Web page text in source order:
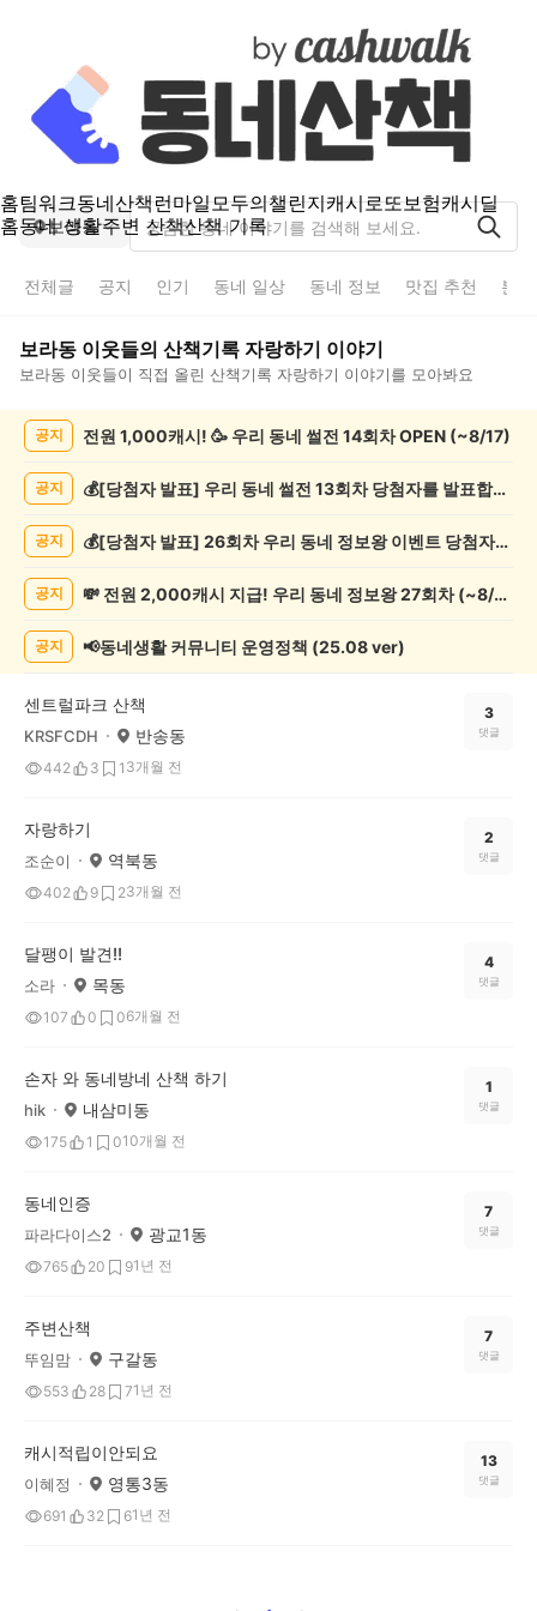
홈팀워크동네산책런마일모두의챌린지캐시로또보험캐시딜
홈동네 생활주변 산책산책 기록
보라동
전체글 공지 인기 동네 일상 동네 정보 맛집 추천 분
보라동 이웃들의 산책기록 자랑하기 이야기
보라동 이웃들이 직접 올린 산책기록 자랑하기 이야기를 모아봐요
게
공지 전원 1,000캐시! 🥳 우리 동네 썰전 14회차 OPEN (~8/17)
공지 💰[당첨자 발표] 우리 동네 썰전 13회차 당첨자를 발표합니다!
공지 💰[당첨자 발표] 26회차 우리 동네 정보왕 이벤트 당첨자를 발표합니다!
공지 💸 전원 2,000캐시 지급! 우리 동네 정보왕 27회차 (~8/10)
공지 📢동네생활 커뮤니티 운영정책 (25.08 ver)
센트럴파크 산책
KRSFCDH 반송동
442 3 1 3개월 전
3
댓글
자랑하기
조순이 역북동
402 9 23개월 전
2
댓글
달팽이 발견!!
소라 목동
107 0 06개월 전
4
댓글
손자 와 동네방네 산책 하기
hik 내삼미동
175 1 010개월 전
1
댓글
동네인증
파라다이스2 광교1동
765 20 91년 전
7
댓글
주변산책
뚜임맘 구갈동
553 28 71년 전
7
댓글
캐시적립이안되요
이혜정 영통3동
691 32 61년 전
13
댓글